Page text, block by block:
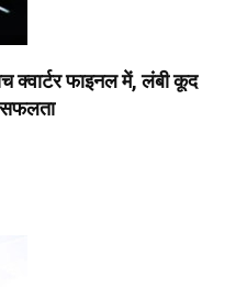
क्वार्टर फाइनल में, लंबी कूद
सफलता